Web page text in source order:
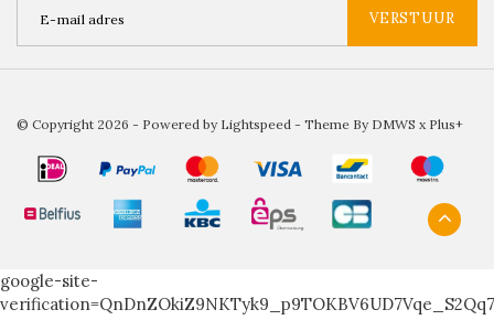
VERSTUUR
© Copyright 2026 - Powered by Lightspeed - Theme By DMWS x Plus+
google-site-